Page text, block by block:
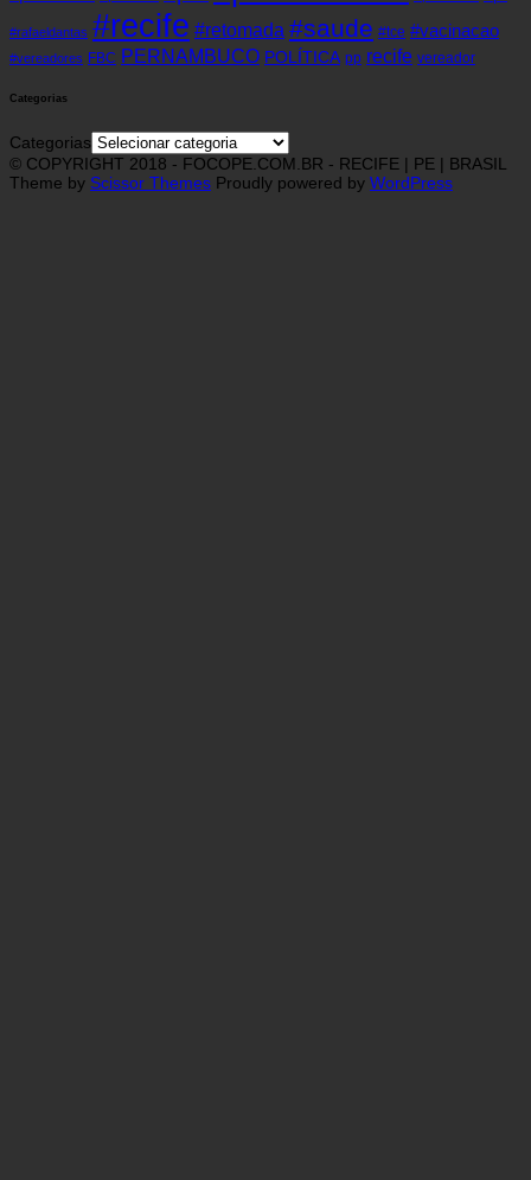
#rafaeldantas #recife #retomada #saude #tce #vacinacao
#vereadores FBC PERNAMBUCO POLÍTICA pp recife vereador
Categorias
Categorias
© COPYRIGHT 2018 - FOCOPE.COM.BR - RECIFE | PE | BRASIL
Theme by Scissor Themes Proudly powered by WordPress